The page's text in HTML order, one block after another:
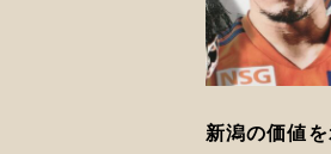
新潟の価値